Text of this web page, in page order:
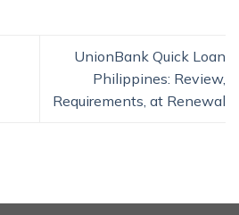
UnionBank Quick Loan
Philippines: Review,
Requirements, at Renewal